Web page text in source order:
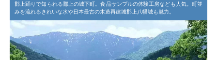
郡上踊りで知られる郡上の城下町。食品サンプルの体験工房なども人気。町並
みを流れるきれいな水や日本最古の木造再建城郡上八幡城も魅力。